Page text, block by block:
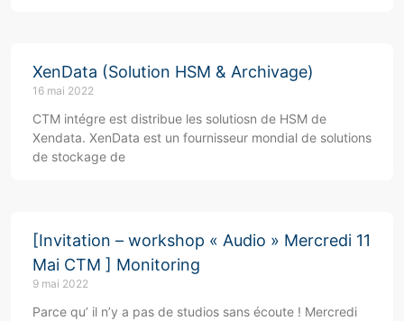
XenData (Solution HSM & Archivage)
16 mai 2022
CTM intégre est distribue les solutiosn de HSM de
Xendata. XenData est un fournisseur mondial de solutions
de stockage de
[Invitation – workshop « Audio » Mercredi 11
Mai CTM ] Monitoring
9 mai 2022
Parce qu’ il n’y a pas de studios sans écoute ! Mercredi